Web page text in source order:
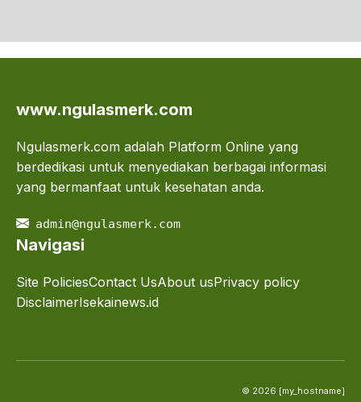
www.ngulasmerk.com
Ngulasmerk.com adalah Platform Online yang
berdedikasi untuk menyediakan berbagai informasi
yang bermanfaat untuk kesehatan anda.
admin@ngulasmerk.com
Navigasi
Site PoliciesContact UsAbout usPrivacy policy
DisclaimerIsekainews.id
© 2026 [my_hostname]